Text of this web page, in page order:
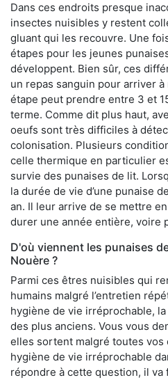
Dans ces endroits presque
insectes nuisibles y restent
gluant qui les recouvre. Une
étapes pour les jeunes
développent. Bien sûr, ces
un repas sanguin pour arriver
étape peut prendre entre 3 et
terme. Comme dit plus haut,
oeufs sont très difficiles à
colonisation. Plusieurs
celle thermique en particulier
survie des punaises de lit.
la durée de vie d’une punaise
an. Il leur arrive de se mettre
durer une année entière, voire
D'où viennent les punaises
Nouère ?
Parmi ces êtres nuisibles qui
humains malgré l’entretien
hygiène de vie irréprochable,
des plus anciens. Vous vous
elles sortent malgré toutes
hygiène de vie irréprochable
répondre à cette question, il